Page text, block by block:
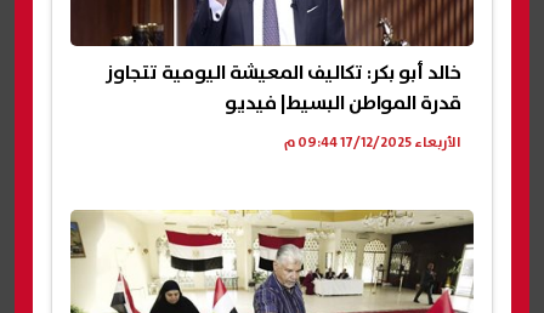
خالد أبو بكر: تكاليف المعيشة اليومية تتجاوز
قدرة المواطن البسيط| فيديو
الأربعاء 17/12/2025 09:44 م